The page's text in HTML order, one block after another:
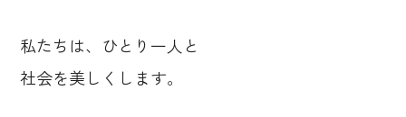
私たちは、ひとり一人と
社会を美しくします。